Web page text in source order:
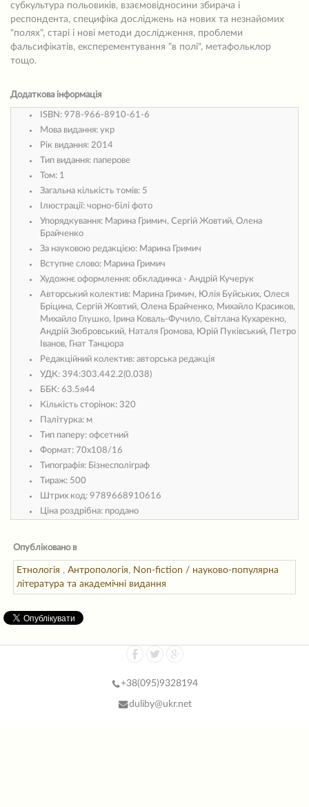
субкультура польовиків, взаємовідносини збирача і
респондента, специфіка досліджень на нових та незнайомих
"полях", старі і нові методи дослідження, проблеми
фальсифікатів, експерементування "в полі", метафольклор
тощо.
Додаткова інформація
ISBN: 978-966-8910-61-6
Мова видання: укр
Рік видання: 2014
Тип видання: паперове
Том: 1
Загальна кількість томів: 5
Ілюстрації: чорно-білі фото
Упорядкування: Марина Гримич, Сергій Жовтий, Олена
Брайченко
За науковою редакцією: Марина Гримич
Вступне слово: Марина Гримич
Художнє оформлення: обкладинка - Андрій Кучерук
Авторський колектив: Марина Гримич, Юлія Буйських, Олеся
Бріцина, Сергій Жовтий, Олена Брайченко, Михайло Красиков,
Михайло Глушко, Ірина Коваль-Фучило, Світлана Кухарекно,
Андрій Зюбровський, Наталя Громова, Юрій Пуківський, Петро
Іванов, Гнат Танцюра
Редакційний колектив: авторська редакція
УДК: 394:303.442.2(0.038)
ББК: 63.5я44
Кількість сторінок: 320
Палітурка: м
Тип паперу: офсетний
Формат: 70х108/16
Типографія: Бізнесполіграф
Тираж: 500
Штрих код: 9789668910616
Ціна роздрібна: продано
Опубліковано в
Етнологія , Антропологія, Non-fiction / науково-популярна
література та академічні видання
+38(095)9328194
duliby@ukr.net